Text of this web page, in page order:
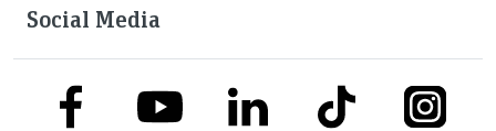
Social Media
link to facebooklink to youtubelink to linkedinlink to tiktok link to